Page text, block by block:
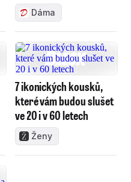
Dáma
7 ikonických kousků,
které vám budou slušet
ve 20 i v 60 letech
Ženy